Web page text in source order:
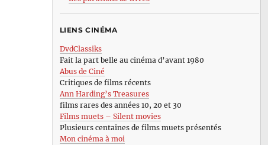
LIENS CINÉMA
DvdClassiks
Fait la part belle au cinéma d’avant 1980
Abus de Ciné
Critiques de films récents
Ann Harding’s Treasures
films rares des années 10, 20 et 30
Films muets – Silent movies
Plusieurs centaines de films muets présentés
Mon cinéma à moi